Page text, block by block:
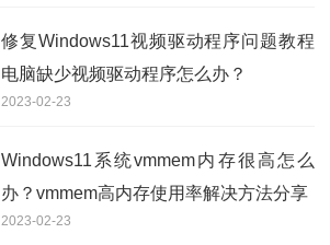
修复Windows11视频驱动程序问题教程
电脑缺少视频驱动程序怎么办？
2023-02-23
Windows11系统vmmem内存很高怎么
办？vmmem高内存使用率解决方法分享
2023-02-23